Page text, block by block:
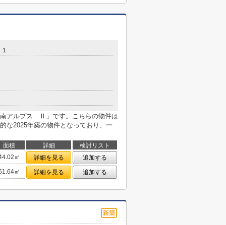
アルプス Ⅱ」です。こちらの物件は
な2025年築の物件となっており、一
面積 詳細
検討リスト
㎡ 詳細を見る
追加する
㎡ 詳細を見る 追加する